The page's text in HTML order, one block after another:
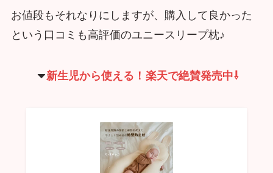
お値段もそれなりにしますが、購入して良かった
という口コミも高評価のユニースリープ枕♪
新生児から使える！ 楽天で絶賛発売中⇩